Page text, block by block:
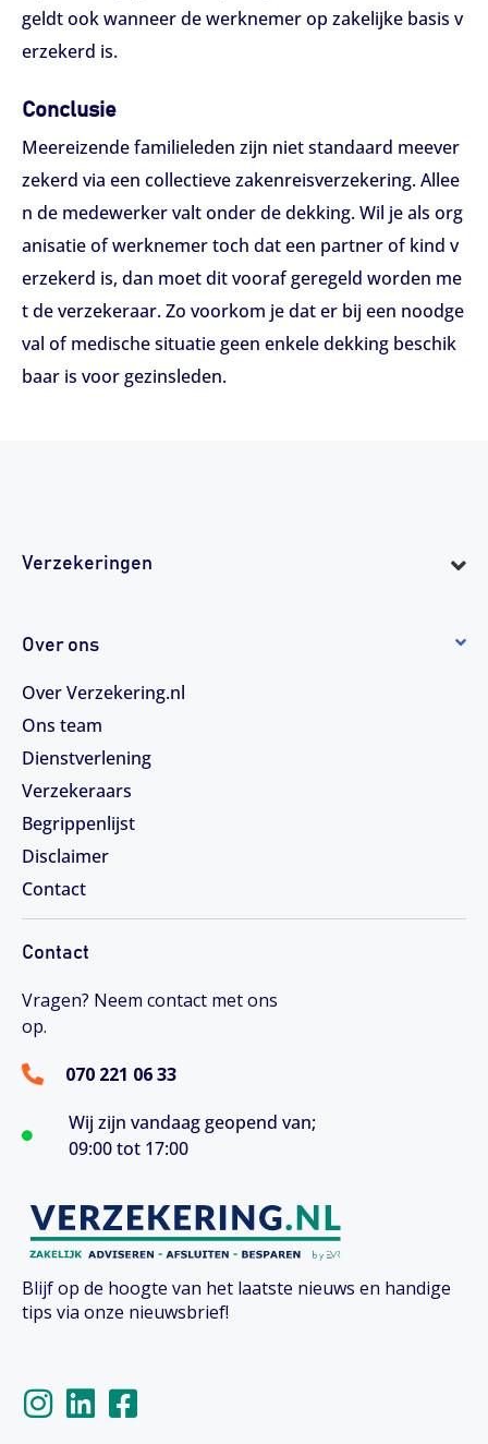
geldt ook wanneer de werknemer op zakelijke basis v
erzekerd is.
Conclusie
Meereizende familieleden zijn niet standaard meever
zekerd via een collectieve zakenreisverzekering. Allee
n de medewerker valt onder de dekking. Wil je als org
anisatie of werknemer toch dat een partner of kind v
erzekerd is, dan moet dit vooraf geregeld worden me
t de verzekeraar. Zo voorkom je dat er bij een noodge
val of medische situatie geen enkele dekking beschik
baar is voor gezinsleden.
Verzekeringen
Over ons
Over Verzekering.nl
Ons team
Dienstverlening
Verzekeraars
Begrippenlijst
Disclaimer
Contact
Contact
Vragen? Neem contact met ons
op.
070 221 06 33
Wij zijn vandaag geopend van;
09:00 tot 17:00
Blijf op de hoogte van het laatste nieuws en handige
tips via onze nieuwsbrief!
n i a